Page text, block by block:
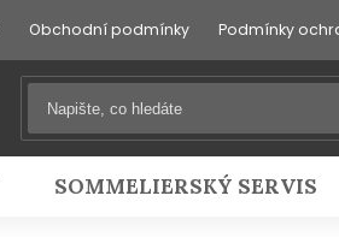
Obchodní podmínky Podmínky
SOMMELIERSKÝ SERVIS